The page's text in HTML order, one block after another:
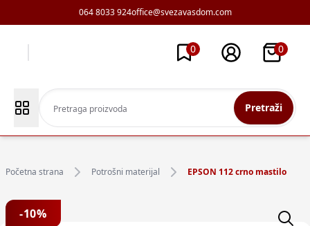
064 8033 924office@svezavasdom.com
0 0
Pretraži
Početna strana Potrošni materijal EPSON 112 crno mastilo
-10%